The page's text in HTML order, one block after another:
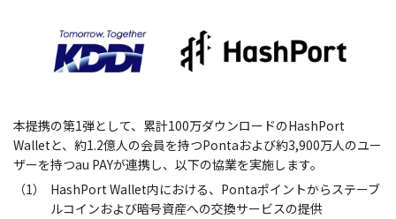
本提携の第1弾として、累計100万ダウンロードのHashPort
Walletと、約1.2億人の会員を持つPontaおよび約3,900万人のユー
ザーを持つau PAYが連携し、以下の協業を実施します。
（1）
HashPort Wallet内における、Pontaポイントからステーブ
ルコインおよび暗号資産への交換サービスの提供